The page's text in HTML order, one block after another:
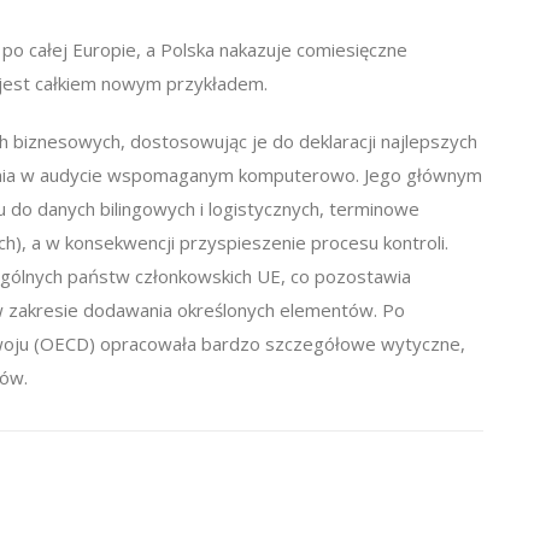
całej Europie, a Polska nakazuje comiesięczne
całkiem nowym przykładem.
biznesowych, dostosowując je do deklaracji najlepszych
w audycie wspomaganym komputerowo. Jego głównym
danych bilingowych i logistycznych, terminowe
a w konsekwencji przyspieszenie procesu kontroli.
państw członkowskich UE, co pozostawia
dodawania określonych elementów. Po
(OECD) opracowała bardzo szczegółowe wytyczne,